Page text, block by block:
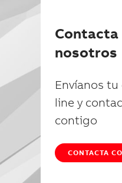
Contacta
nosotros
Envíanos
line y
contigo
CONTACTA